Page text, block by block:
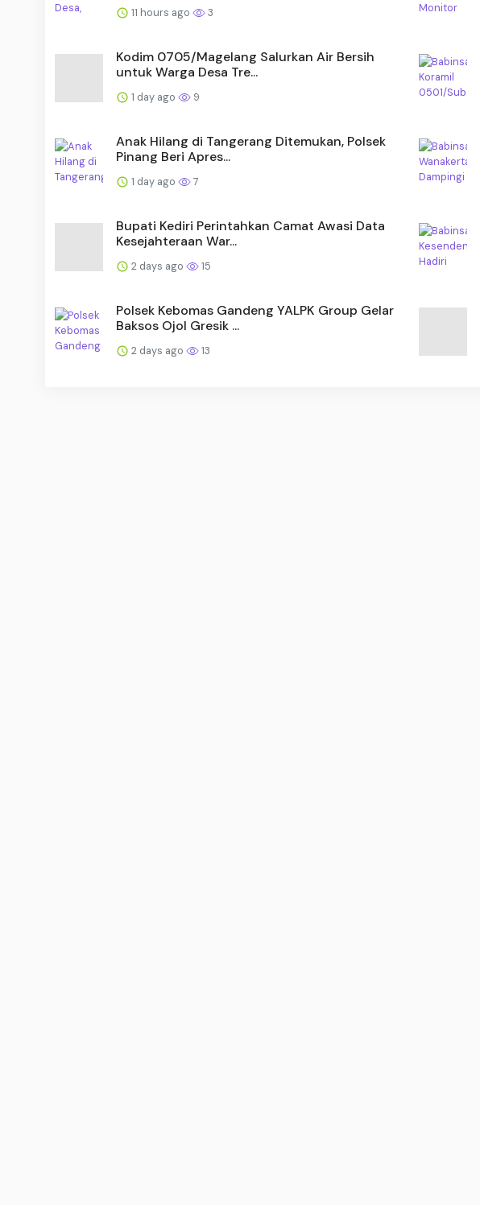
11 hours ago 3
Kodim 0705/Magelang Salurkan Air Bersih
untuk Warga Desa Tre...
1 day ago 9
Anak Hilang di Tangerang Ditemukan, Polsek
Pinang Beri Apres...
1 day ago 7
Bupati Kediri Perintahkan Camat Awasi Data
Kesejahteraan War...
2 days ago 15
Polsek Kebomas Gandeng YALPK Group Gelar
Baksos Ojol Gresik ...
2 days ago 13